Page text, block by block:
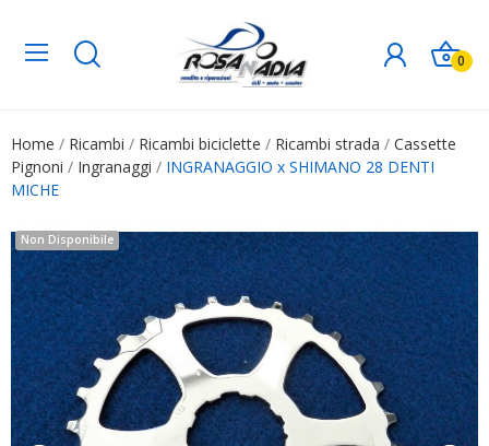
0
Home Ricambi Ricambi biciclette Ricambi strada
Cassette
Pignoni
Ingranaggi
INGRANAGGIO x SHIMANO 28 DENTI
MICHE
Non Disponibile